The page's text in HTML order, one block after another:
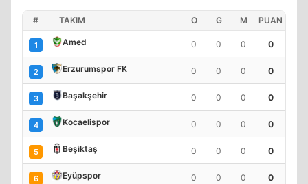
# TAKIM O G M PUAN
1 Amed 0 0 0 0
2 Erzurumspor FK 0 0 0 0
3 Başakşehir 0 0 0 0
4 Kocaelispor 0 0 0 0
5 Beşiktaş 0 0 0 0
6 Eyüpspor 0 0 0 0